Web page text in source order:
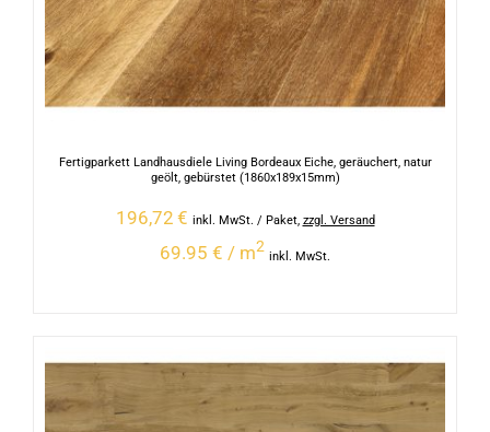
Fertigparkett Landhausdiele Living Bordeaux Eiche, geräuchert, natur
geölt, gebürstet (1860x189x15mm)
196,72 € inkl. MwSt. / Paket, zzgl. Versand
69.95 € / m2
inkl. MwSt.